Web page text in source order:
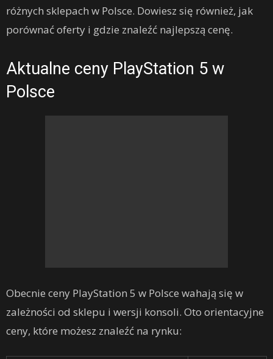
różnych sklepach w Polsce. Dowiesz się również, jak
porównać oferty i gdzie znaleźć najlepszą cenę.
Aktualne ceny PlayStation 5 w
Polsce
Obecnie ceny PlayStation 5 w Polsce wahają się w
zależności od sklepu i wersji konsoli. Oto orientacyjne
ceny, które możesz znaleźć na rynku: